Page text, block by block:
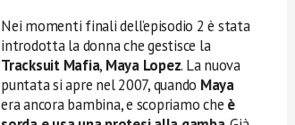
Nei momenti finali dell’episodio 2 è stata
introdotta la donna che gestisce la
Tracksuit Mafia, Maya Lopez. La nuova
puntata si apre nel 2007, quando Maya
era ancora bambina, e scopriamo che è